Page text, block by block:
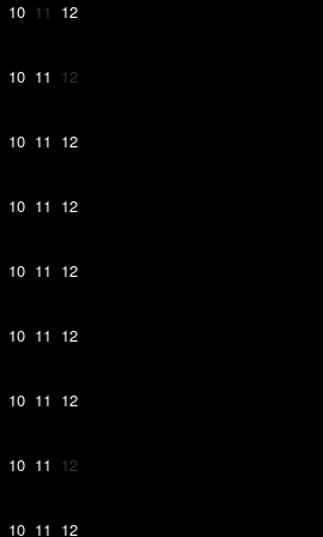
10 11 12
10 11 12
10 11 12
10 11 12
10 11 12
10 11 12
10 11 12
10 11 12
10 11 12